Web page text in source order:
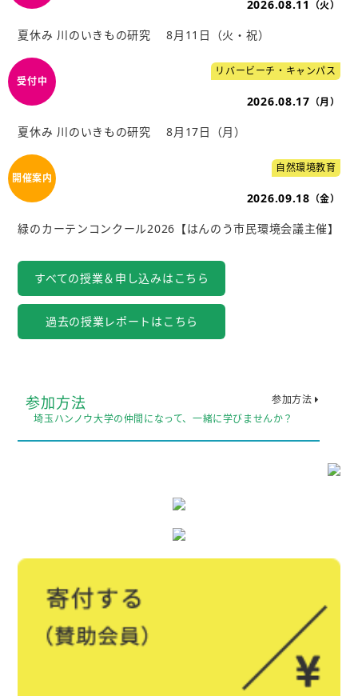
2026.08.11 （火）
夏休み 川のいきもの研究 8月11日（火・祝）
リバービーチ・キャンパス
2026.08.17 （月）
夏休み 川のいきもの研究 8月17日（月）
自然環境教育
2026.09.18 （金）
緑のカーテンコンクール2026【はんのう市民環境会議主催】
すべての授業＆申し込みはこちら
過去の授業レポートはこちら
参加方法
埼玉ハンノウ大学の仲間になって、一緒に学びませんか？
参加方法